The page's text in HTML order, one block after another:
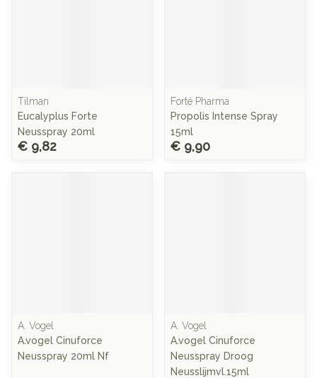
Tilman
Eucalyplus Forte
Neusspray 20ml
€ 9,82
Forté Pharma
Propolis Intense Spray
15ml
€ 9,90
A. Vogel
A.vogel Cinuforce
Neusspray 20ml Nf
A. Vogel
A.vogel Cinuforce
Neusspray Droog
Neusslijmvl.15ml